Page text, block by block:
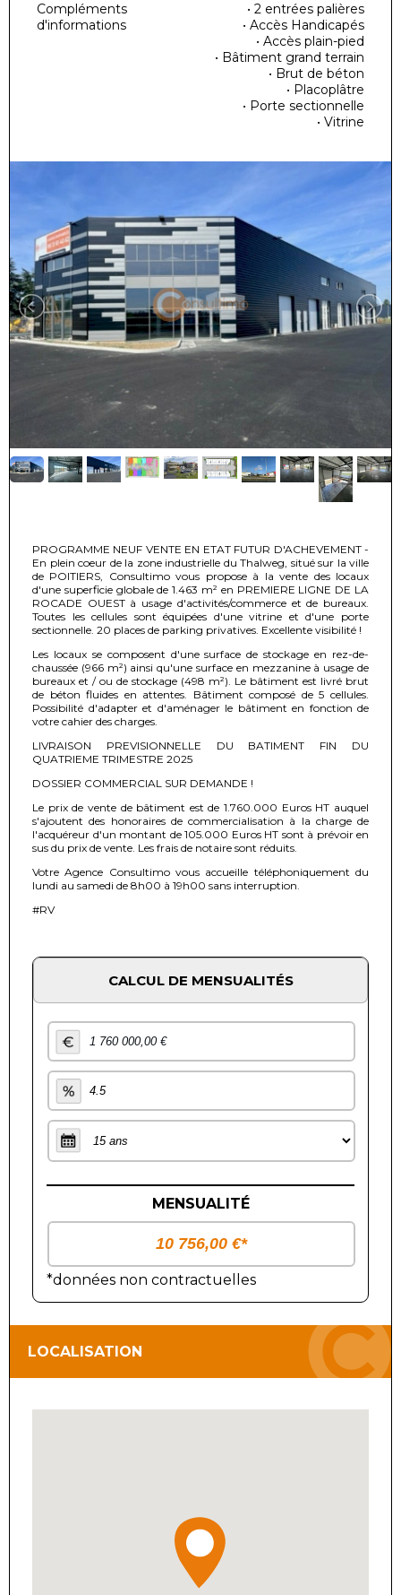
Compléments
d'informations
• 2 entrées palières
• Accès Handicapés
• Accès plain-pied
• Bâtiment grand terrain
• Brut de béton
• Placoplâtre
• Porte sectionnelle
• Vitrine
PROGRAMME NEUF VENTE EN ETAT FUTUR D'ACHEVEMENT -
En plein coeur de la zone industrielle du Thalweg, situé sur la ville
de POITIERS, Consultimo vous propose à la vente des locaux
d'une superficie globale de 1.463 m² en PREMIERE LIGNE DE LA
ROCADE OUEST à usage d'activités/commerce et de bureaux.
Toutes les cellules sont équipées d'une vitrine et d'une porte
sectionnelle. 20 places de parking privatives. Excellente visibilité !
Les locaux se composent d'une surface de stockage en rez-de-
chaussée (966 m²) ainsi qu'une surface en mezzanine à usage de
bureaux et / ou de stockage (498 m²). Le bâtiment est livré brut
de béton fluides en attentes. Bâtiment composé de 5 cellules.
Possibilité d'adapter et d'aménager le bâtiment en fonction de
votre cahier des charges.
LIVRAISON PREVISIONNELLE DU BATIMENT FIN DU
QUATRIEME TRIMESTRE 2025
DOSSIER COMMERCIAL SUR DEMANDE !
Le prix de vente de bâtiment est de 1.760.000 Euros HT auquel
s'ajoutent des honoraires de commercialisation à la charge de
l'acquéreur d'un montant de 105.000 Euros HT sont à prévoir en
sus du prix de vente. Les frais de notaire sont réduits.
Votre Agence Consultimo vous accueille téléphoniquement du
lundi au samedi de 8h00 à 19h00 sans interruption.
#RV
CALCUL DE MENSUALITÉS
MENSUALITÉ
*données non contractuelles
LOCALISATION